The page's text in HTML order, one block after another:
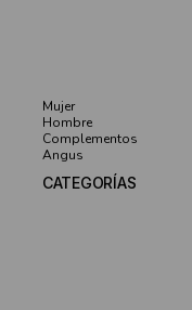
Mujer
Hombre
Complementos
Angus
CATEGORÍAS